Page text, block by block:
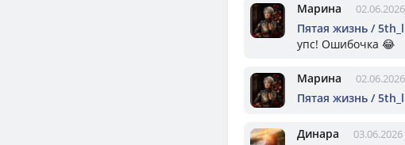
Марина
Пятая жизнь /
упс! Ошибочка 😂
Марина
Пятая жизнь /
Динара 03.06.2026